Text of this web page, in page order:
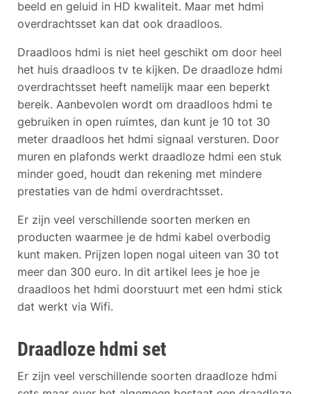
beeld en geluid in HD kwaliteit. Maar met hdmi
overdrachtsset kan dat ook draadloos.
Draadloos hdmi is niet heel geschikt om door heel
het huis draadloos tv te kijken. De draadloze hdmi
overdrachtsset heeft namelijk maar een beperkt
bereik. Aanbevolen wordt om draadloos hdmi te
gebruiken in open ruimtes, dan kunt je 10 tot 30
meter draadloos het hdmi signaal versturen. Door
muren en plafonds werkt draadloze hdmi een stuk
minder goed, houdt dan rekening met mindere
prestaties van de hdmi overdrachtsset.
Er zijn veel verschillende soorten merken en
producten waarmee je de hdmi kabel overbodig
kunt maken. Prijzen lopen nogal uiteen van 30 tot
meer dan 300 euro. In dit artikel lees je hoe je
draadloos het hdmi doorstuurt met een hdmi stick
dat werkt via Wifi.
Draadloze hdmi set
Er zijn veel verschillende soorten draadloze hdmi